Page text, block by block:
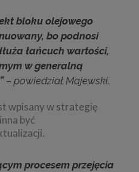
bloku olejowego
bo podnosi
łańcuch wartości,
w generalną
– powiedział Majewski.
wpisany w strategię
być
procesem przejęcia